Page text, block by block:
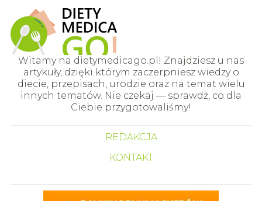
Witamy na dietymedicago.pl! Znajdziesz u nas
artykuły, dzięki którym zaczerpniesz wiedzy o
diecie, przepisach, urodzie oraz na temat wielu
innych tematów. Nie czekaj — sprawdź, co dla
Ciebie przygotowaliśmy!
REDAKCJA
KONTAKT